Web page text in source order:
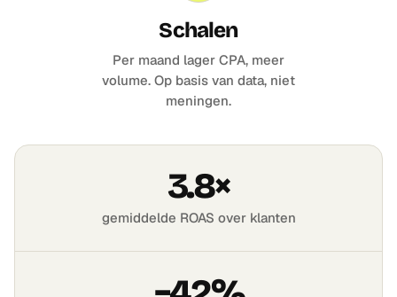
Schalen
Per maand lager CPA, meer
volume. Op basis van data, niet
meningen.
3.8×
gemiddelde ROAS over klanten